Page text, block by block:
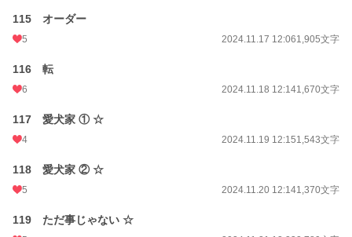
115 オーダー
5 2024.11.17 12:061,905文字
116 転
6 2024.11.18 12:141,670文字
117 愛犬家 ① ☆
4 2024.11.19 12:151,543文字
118 愛犬家 ② ☆
5 2024.11.20 12:141,370文字
119 ただ事じゃない ☆